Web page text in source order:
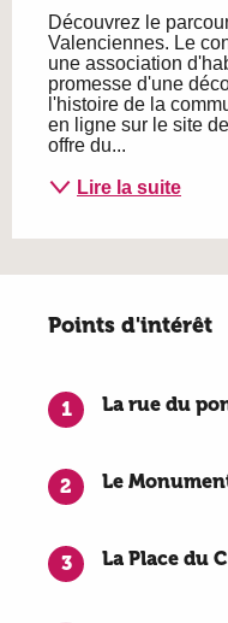
Découvrez le
Valenciennes. Le
une association
promesse d'une
l'histoire de la
en ligne sur le site
offre du...
Lire la suite
Points d'intérêt
1 La rue du
2 Le
3 La Place du